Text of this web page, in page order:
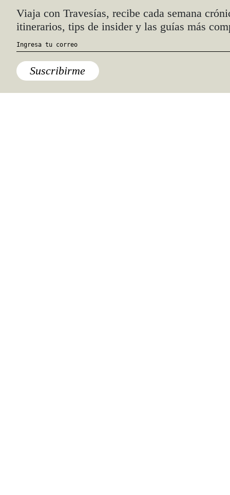
actores y directores, no sólo cubanos,
sino de otras partes del mundo.
8. Cine 23 y 12. Cinemateca de
Muy cerca del centro cultural, este